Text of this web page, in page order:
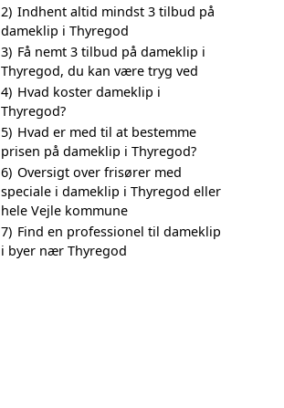
2) Indhent altid mindst 3 tilbud på
dameklip i Thyregod
3) Få nemt 3 tilbud på dameklip i
Thyregod, du kan være tryg ved
4) Hvad koster dameklip i
Thyregod?
5) Hvad er med til at bestemme
prisen på dameklip i Thyregod?
6) Oversigt over frisører med
speciale i dameklip i Thyregod eller
hele Vejle kommune
7) Find en professionel til dameklip
i byer nær Thyregod